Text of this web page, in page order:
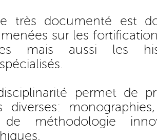
très documenté est
sur les
mais aussi les
permet de
diverses:
de méthodologie